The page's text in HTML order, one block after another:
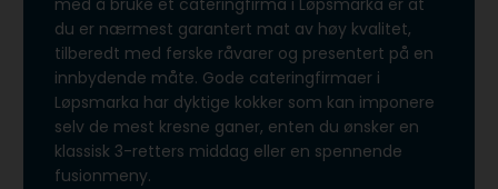
med å bruke et cateringfirma i Løpsmarka er at
du er nærmest garantert mat av høy kvalitet,
tilberedt med ferske råvarer og presentert på en
innbydende måte. Gode cateringfirmaer i
Løpsmarka har dyktige kokker som kan imponere
selv de mest kresne ganer, enten du ønsker en
klassisk 3-retters middag eller en spennende
fusionmeny.